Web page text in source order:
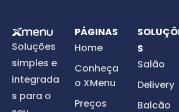
Soluções
simples e
integrada
s para o
PÁGINAS
Home
Conheça
o XMenu
Preços
S
Salão
Delivery
Balcão